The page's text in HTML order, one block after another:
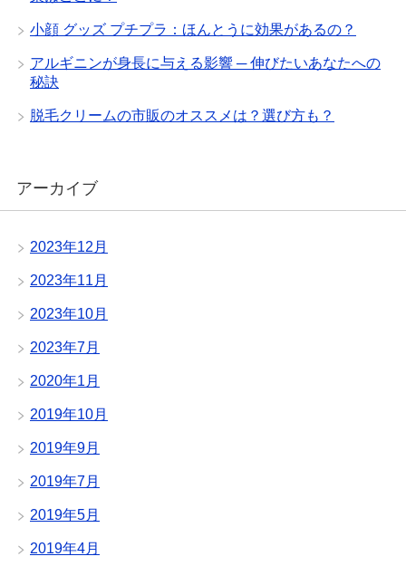
小顔 グッズ プチプラ：ほんとうに効果があるの？
アルギニンが身長に与える影響 ─ 伸びたいあなたへの
秘訣
脱毛クリームの市販のオススメは？選び方も？
アーカイブ
2023年12月
2023年11月
2023年10月
2023年7月
2020年1月
2019年10月
2019年9月
2019年7月
2019年5月
2019年4月